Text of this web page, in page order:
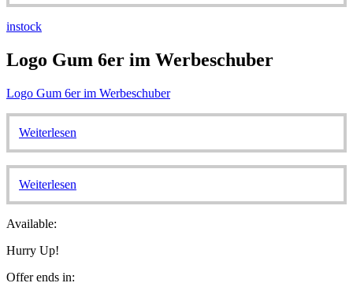
instock
Logo Gum 6er im Werbeschuber
Logo Gum 6er im Werbeschuber
Weiterlesen
Weiterlesen
Available:
Hurry Up!
Offer ends in: